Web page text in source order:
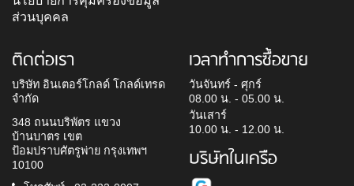
ส่วนบุคคล
ติดต่อเรา
บริษัท อินเตอร์โกลด์ โกลด์เทรด
จำกัด
348 ถนนบริพัตร แขวง
บ้านบาตร เขต
ป้อมปราบศัตรูพ่าย กรุงเทพฯ
10100
เวลาทำการซื้อขาย
วันจันทร์ - ศุกร์
08.00 น. - 05.00 น.
วันเสาร์
10.00 น. - 12.00 น.
บริษัทในเครือ